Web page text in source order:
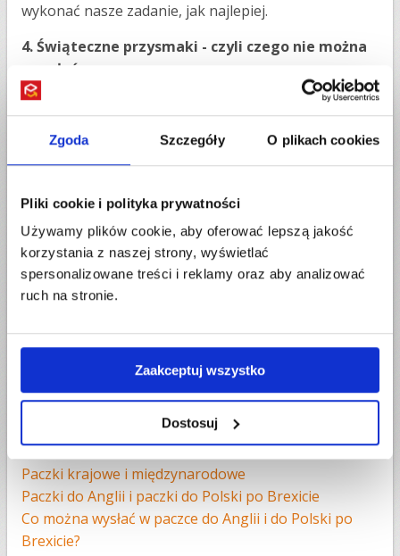
Zgoda Szczegóły O plikach cookies
Pliki cookie i polityka prywatności
Używamy plików cookie, aby oferować lepszą jakość
korzystania z naszej strony, wyświetlać
spersonalizowane treści i reklamy oraz aby analizować
ruch na stronie.
Zaakceptuj wszystko
Dostosuj
wykonać nasze zadanie, jak najlepiej.
4. Świąteczne przysmaki - czyli czego nie można
wysyłać w paczce.
Nie wysyłaj towarów łatwopsujących się i płynnych.
Barszcz, uszka i smażona ryba nie są dobrym
pomysłem na wysyłkę usługą kurierską:)
5. Skany paczek nie są aktualizowane na bieżąco.
Nie widzisz nowych skanów już od dwóch dni? Nie martw się i poczekaj
na zmianę statusu. Mogą zdarzyć się sytuacje, kiedy Twoja przesyłka
nie będzie aktualizowana nawet przez 3 dni. W czasie
przedświątecznym zmieniają się trasy, nie wszystkie paczki są
skanowane w każdym punkcie przeładunku. Jeśli skany nie zaktualizują
Przeczytaj także:
Paczki do Polski z UK
Paczki krajowe i międzynarodowe
Paczki do Anglii i paczki do Polski po Brexicie
Co można wysłać w paczce do Anglii i do Polski po
Brexicie?